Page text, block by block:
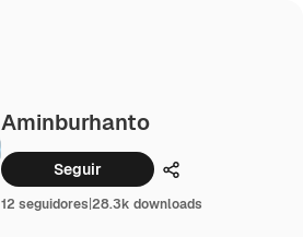
Aminburhanto
Seguir Compartilhar
12 seguidores|28.3k downloads